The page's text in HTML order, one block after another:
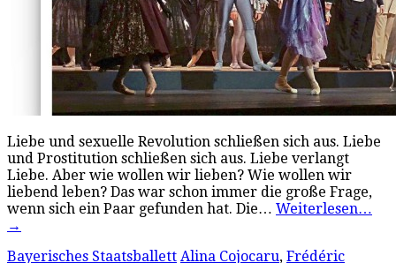
Liebe und sexuelle Revolution schließen sich aus. Liebe
und Prostitution schließen sich aus. Liebe verlangt
Liebe. Aber wie wollen wir lieben? Wie wollen wir
liebend leben? Das war schon immer die große Frage,
wenn sich ein Paar gefunden hat. Die… Weiterlesen…
→
Bayerisches Staatsballett Alina Cojocaru, Frédéric